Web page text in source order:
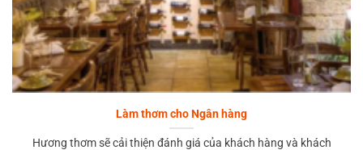
Làm thơm cho Ngân hàng
Hương thơm sẽ cải thiện đánh giá của khách hàng và khách